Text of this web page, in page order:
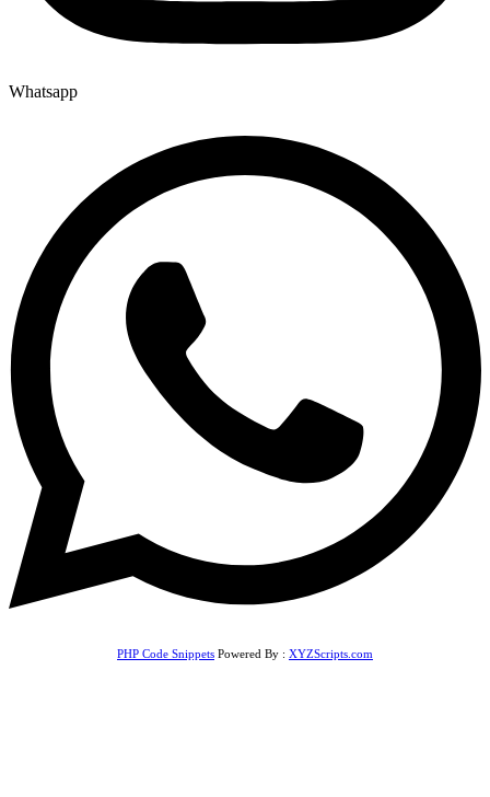
Whatsapp
PHP Code Snippets Powered By : XYZScripts.com